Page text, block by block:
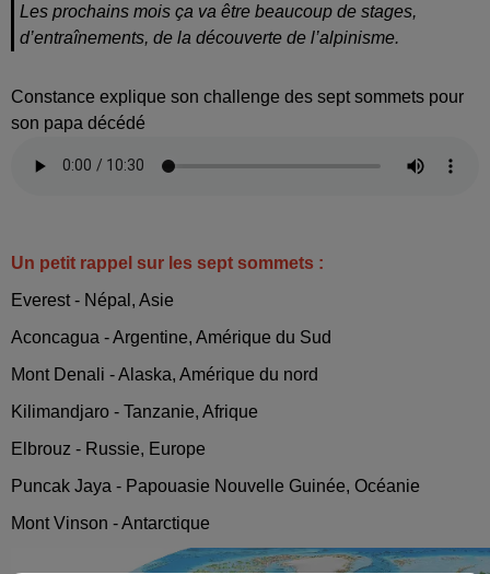
Les prochains mois ça va être beaucoup de stages,
d’entraînements, de la découverte de l’alpinisme.
Constance explique son challenge des sept sommets pour
son papa décédé
Un petit rappel sur les sept sommets :
Everest - Népal, Asie
Aconcagua - Argentine, Amérique du Sud
Mont Denali - Alaska, Amérique du nord
Kilimandjaro - Tanzanie, Afrique
Elbrouz - Russie, Europe
Puncak Jaya - Papouasie Nouvelle Guinée, Océanie
Mont Vinson - Antarctique